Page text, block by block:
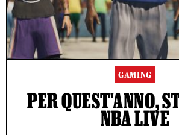
GAMING
PER QUEST'ANNO,
NBA LIVE